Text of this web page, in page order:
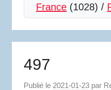
France (1028) /
497
Publié le 2021-01-23 par